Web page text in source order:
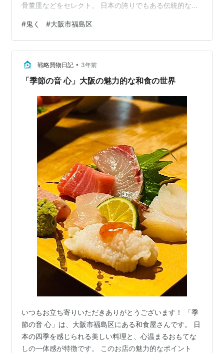
骨董皿などをセレクト。 日本の誇りでもある伝統的な美
磁器にお料理を並べられたお肉は見た目からも楽しめま
す。 焼肉を食べながら骨董品も鑑賞できる、贅沢な世界
観を持つ優雅な高級焼肉店です。 WAgyu 鬼く 大阪市福
島区についに2023年12月1日OPEN!お店の基本情報 店舗
名 WAgyu 鬼く オープン日 2023年12月1日 定休日 - 営業
#鬼く #大阪市福島区
戦略買物日記 • 3年前
「季節の音 心」大阪の魅力的な和食の世界
いつもお立ち寄りいただきありがとうございます！ 「季
節の音 心」は、大阪市福島区にある和食屋さんです。 日
本の四季を感じられる美しい料理と、心温まるおもてな
しの一体感が特徴です。 このお店の魅力的なポイント